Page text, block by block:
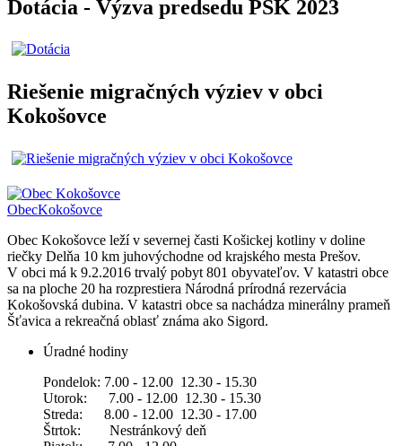
Dotácia - Výzva predsedu PSK 2023
Riešenie migračných výziev v obci
Kokošovce
ObecKokošovce
Obec Kokošovce leží v severnej časti Košickej kotliny v doline
riečky Delňa 10 km juhovýchodne od krajského mesta Prešov.
V obci má k 9.2.2016 trvalý pobyt 801 obyvateľov. V katastri obce
sa na ploche 20 ha rozprestiera Národná prírodná rezervácia
Kokošovská dubina. V katastri obce sa nachádza minerálny prameň
Šťavica a rekreačná oblasť známa ako Sigord.
Úradné hodiny
Pondelok: 7.00 - 12.00 12.30 - 15.30
Utorok: 7.00 - 12.00 12.30 - 15.30
Streda: 8.00 - 12.00 12.30 - 17.00
Štrtok: Nestránkový deň